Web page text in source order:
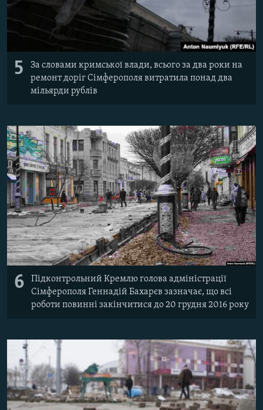
5
За словами кримської влади, всього за два роки на
ремонт доріг Сімферополя витратила понад два
мільярди рублів
6
Підконтрольний Кремлю голова адміністрації
Сімферополя Геннадій Бахарєв зазначає, що всі
роботи повинні закінчитися до 20 грудня 2016 року